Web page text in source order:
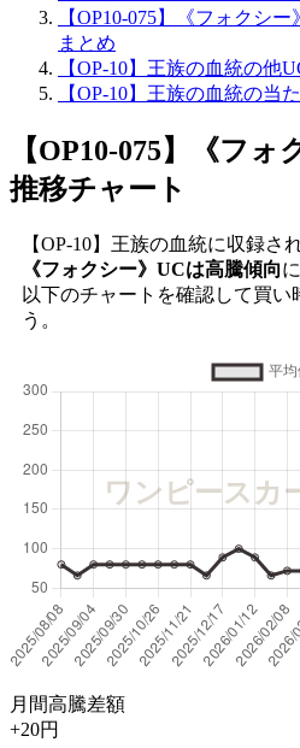
【OP10-075】《フォクシ
まとめ
【OP-10】王族の血統の他
【OP-10】王族の血統の当
【OP10-075】《フォ
推移チャート
【OP-10】王族の血統に収録さ
《フォクシー》UCは高騰傾向
以下のチャートを確認して買い
う。
月間高騰差額
+20円